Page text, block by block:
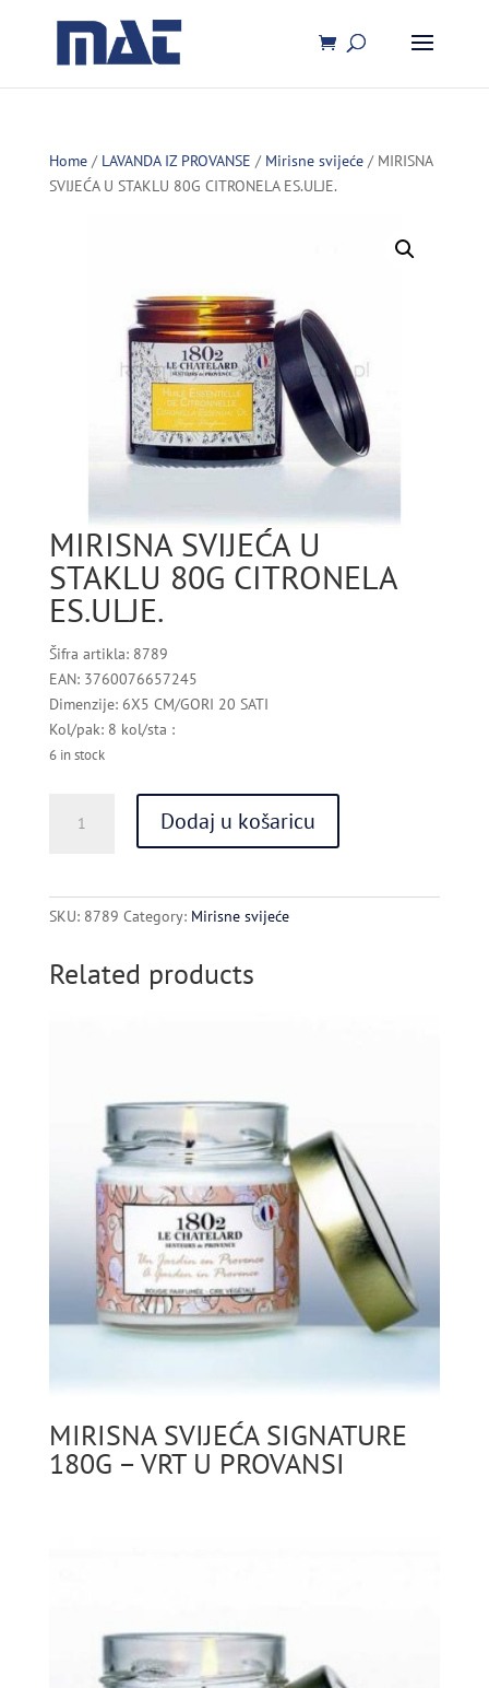
Home/ LAVANDA IZ PROVANSE / Mirisne svijeće/ MIRISNA
SVIJEĆA U STAKLU 80G CITRONELA ES.ULJE.
MIRISNA SVIJEĆA U
STAKLU 80G CITRONELA
ES.ULJE.
Šifra artikla: 8789
EAN: 3760076657245
Dimenzije: 6X5 CM/GORI 20 SATI
Kol/pak: 8 kol/sta :
6 in stock
SVIJEĆA
quantity
Dodaj u košaricu
SKU: 8789 Category: Mirisne svijeće
Related products
MIRISNA SVIJEĆA SIGNATURE
180G – VRT U PROVANSI